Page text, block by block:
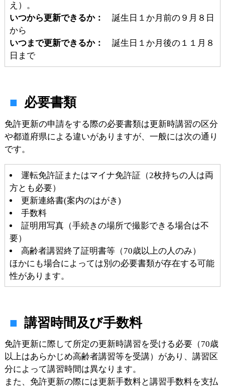
え）。
いつから更新できるか：
誕生日１か月前の９月８日
から
いつまで更新できるか：
誕生日１か月後の１１月８
日まで
必要書類
免許更新の申請をする際の必要書類は更新時講習の区分
や都道府県による違いがありますが、一般には次の通り
です。
運転免許証またはマイナ免許証（2枚持ちの人は両
方とも必要）
更新連絡書(案内のはがき)
手数料
証明用写真（手続きの場所で撮影できる場合は不
要）
高齢者講習終了証明書等（70歳以上の人のみ）
ほかにも場合によっては別の必要書類が存在する可能
性があります。
講習時間及び手数料
免許更新に際して所定の更新時講習を受ける必要（70歳
以上はあらかじめ高齢者講習等を受講）があり、講習区
分によって講習時間は異なります。
また、免許更新の際には更新手数料と講習手数料を支払